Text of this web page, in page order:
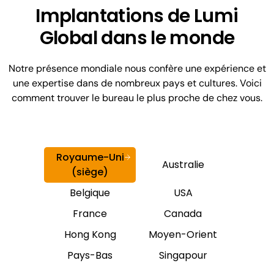
Implantations de Lumi
Global dans le monde
Notre présence mondiale nous confère une expérience et
une expertise dans de nombreux pays et cultures. Voici
comment trouver le bureau le plus proche de chez vous.
Royaume-Uni
(siège)
Australie
Belgique
USA
France
Canada
Hong Kong
Moyen-Orient
Pays-Bas
Singapour